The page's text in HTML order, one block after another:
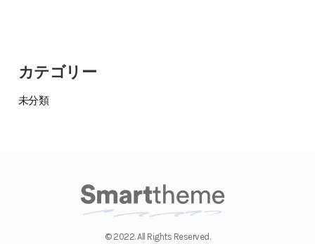
カテゴリー
未分類
© 2022. All Rights Reserved.